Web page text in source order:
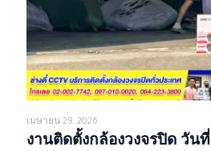
เมษายน 29, 2026
งานติดตั้งกล้องวงจรปิด วันที่